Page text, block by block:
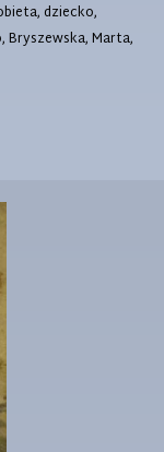
dziecko,
Marta,